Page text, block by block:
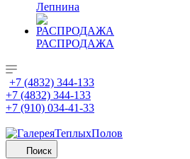
Лепнина
РАСПРОДАЖА
+7 (4832) 344-133
+7 (4832) 344-133
+7 (910) 034-41-33
Поиск